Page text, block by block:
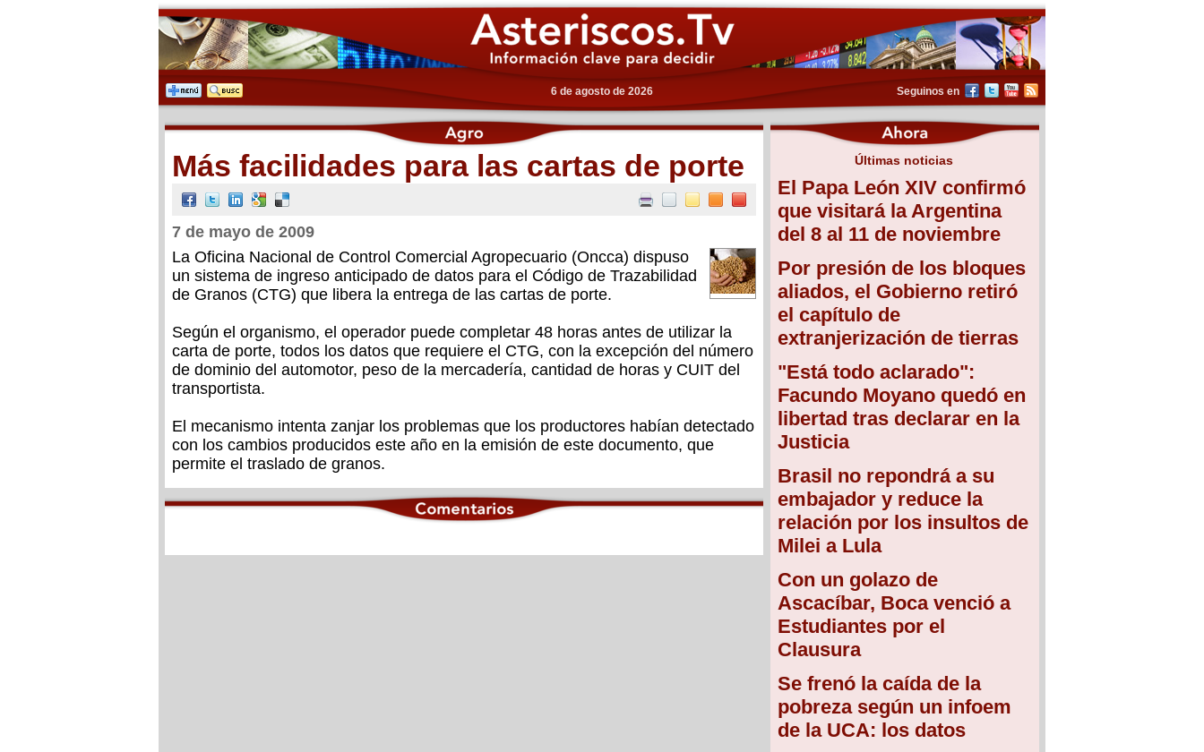
6 de agosto de 2026 Seguinos en
Últimas noticias
El Papa León XIV confirmó
que visitará la Argentina
del 8 al 11 de noviembre
Por presión de los bloques
aliados, el Gobierno retiró
el capítulo de
extranjerización de tierras
"Está todo aclarado":
Facundo Moyano quedó en
libertad tras declarar en la
Justicia
Brasil no repondrá a su
embajador y reduce la
relación por los insultos de
Milei a Lula
Con un golazo de
Ascacíbar, Boca venció a
Estudiantes por el
Clausura
Se frenó la caída de la
pobreza según un infoem
de la UCA: los datos
Más facilidades para las cartas de porte
7 de mayo de 2009
La Oficina Nacional de Control Comercial Agropecuario (Oncca) dispuso
un sistema de ingreso anticipado de datos para el Código de Trazabilidad
de Granos (CTG) que libera la entrega de las cartas de porte.
Según el organismo, el operador puede completar 48 horas antes de utilizar la
carta de porte, todos los datos que requiere el CTG, con la excepción del número
de dominio del automotor, peso de la mercadería, cantidad de horas y CUIT del
transportista.
El mecanismo intenta zanjar los problemas que los productores habían detectado
con los cambios producidos este año en la emisión de este documento, que
permite el traslado de granos.